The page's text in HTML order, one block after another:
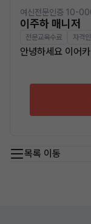
여신전문인증 10-
이주하 매니저
전문교육수료 자격
안녕하세요 이어
목록 이동